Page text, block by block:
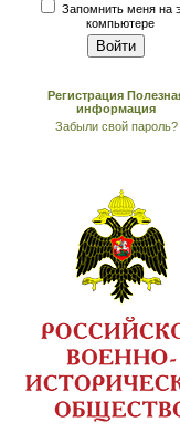
Запомнить меня на
компьютере
Регистрация
информация
Забыли свой пароль?